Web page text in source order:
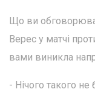
Що ви
Верес у матчі
вами виникла
- Нічого такого не